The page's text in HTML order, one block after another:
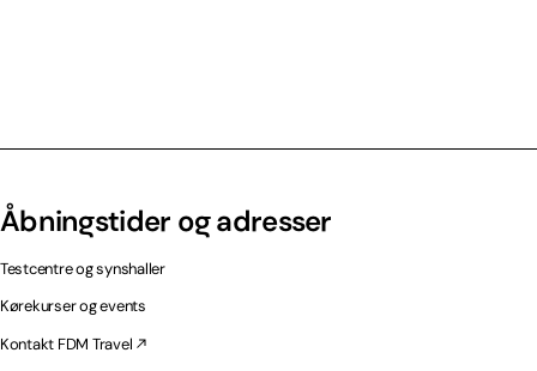
Åbningstider og adresser
Testcentre og synshaller
Kørekurser og events
Kontakt FDM Travel